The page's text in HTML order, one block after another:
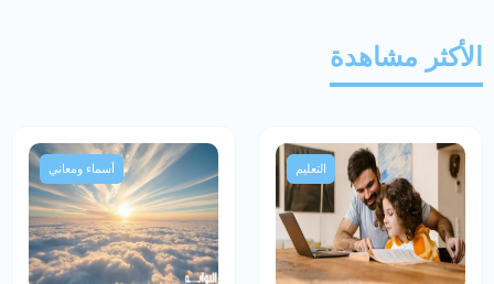
الأكثر مشاهدة
التعليم أسماء ومعاني